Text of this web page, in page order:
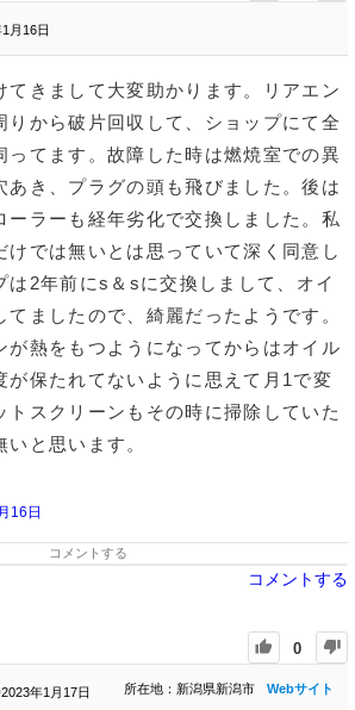
月16日
てきまして大変助かります。リアエン
りから破片回収して、ショップにて全
ってます。故障した時は燃焼室での異
あき、プラグの頭も飛びました。後は
ーラーも経年劣化で交換しました。私
けでは無いとは思っていて深く同意し
は2年前にs＆sに交換しまして、オイ
てましたので、綺麗だったようです。
が熱をもつようになってからはオイル
が保たれてないように思えて月1で変
トスクリーンもその時に掃除していた
と思います。
16日
コメントする
コメントする
0
年1月17日 Webサイト
所在地：新潟県新潟市